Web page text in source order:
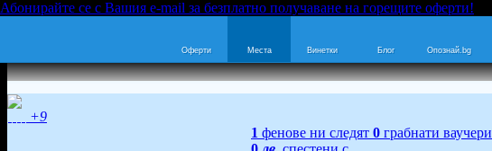
Абонирайте се с Вашия e-mail за безплатно получаване на горещите оферти!
Оферти Места Винетки Блог Опознай.bg
+9
1 фенове ни следят 0 грабнати ваучери